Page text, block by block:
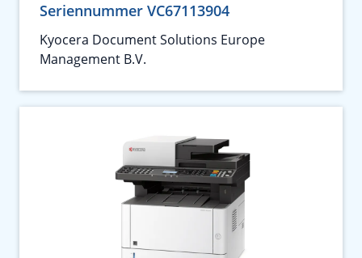
Seriennummer VC67113904
Kyocera Document Solutions Europe
Management B.V.